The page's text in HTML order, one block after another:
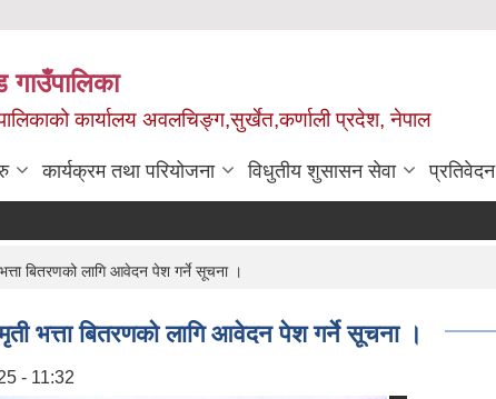
गाउँपालिका
कार्यालय अवलचिङ्ग,सुर्खेत,कर्णाली प्रदेश, नेपाल
कार्यक्रम तथा परियोजना विधुतीय शुसासन सेवा प्रतिवेदन
बितरणको लागि आवेदन पेश गर्ने सूचना ।
भत्ता बितरणको लागि आवेदन पेश गर्ने सूचना ।
- 11:32